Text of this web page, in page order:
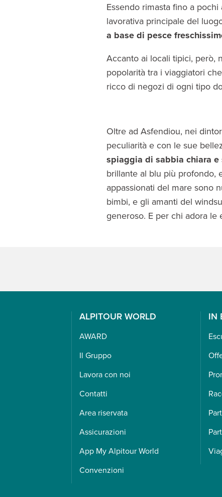
Essendo rimasta fino a
lavorativa principale del
a base di pesce
Accanto ai locali tipici, però,
popolarità tra i viaggiatori
ricco di negozi di ogni tipo
Oltre ad Asfendiou, nei
peculiarità e con le sue
spiaggia di sabbia chiara e
brillante al blu più profondo,
appassionati del mare sono
bimbi, e gli amanti del
generoso. E per chi adora
ALPITOUR WORLD
AWARD
Il Gruppo
Lavora con noi
Contatti
Area riservata
Assicurazioni
App My Alpitour World
Convenzioni
IN